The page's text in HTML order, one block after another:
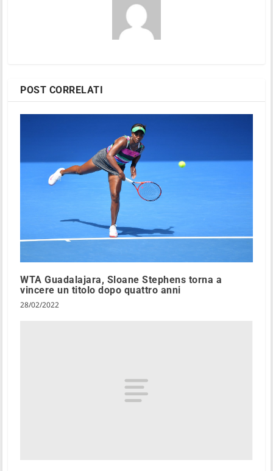
POST CORRELATI
WTA Guadalajara, Sloane Stephens torna a
vincere un titolo dopo quattro anni
28/02/2022